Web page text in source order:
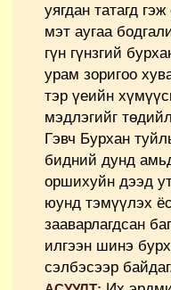
уягдан татагд
мэт аугаа
гүн гүнзгий
урам зоригоо
тэр үеийн
мэдлэгийг
Гэвч Бурхан
бидний дунд
оршихуйн дээд
юунд тэмүүлэх
зааварлагдсан
илгээн шинэ
сэлбэсээр